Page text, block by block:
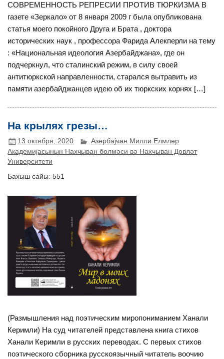
СОВРЕМЕННОСТЬ РЕПРЕСИИ ПРОТИВ ТЮРКИЗМА В
газете «Зеркало» от 8 января 2009 г была опубликована
статья моего покойного Друга и Брата , доктора
исторических наук , профессора Фарида Алекперли на тему
: «Национальная идеология Азербайджана», где он
подчеркнул, что сталинский режим, в силу своей
антитюркской направленности, старался вытравить из
памяти азербайджанцев идею об их тюркских корнях […]
На крылях грезы…
13 октября, 2020
Азәрбајҹан Милли Елмләр
Академијасынын Нахчыван бөлмәси вә Нахчыван Дөвләт
Университети
Бахыш сайы: 551
(Размышления над поэтическим миропониманием Ханали
Керимли) На суд читателей представлена книга стихов
Ханали Керимли в русских переводах. С первых стихов
поэтического сборника русскоязычный читатель воочию